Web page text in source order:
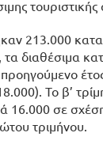
τουριστικής
213.000
διαθέσιμα
Το β’
σε
τριμήνου.